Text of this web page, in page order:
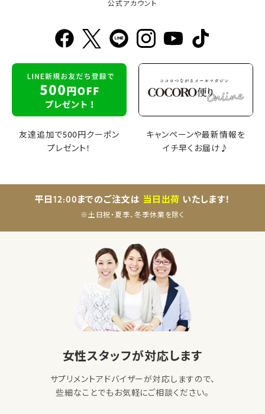
公式アカウント
友達追加で500円クーポン
プレゼント！
キャンペーンや最新情報を
イチ早くお届け♪
平日12:00までのご注文は 当日出荷 いたします！
※土日祝・夏季、冬季休業を除く
女性スタッフが対応します
サプリメントアドバイザーが対応しますので、
些細なことでもお気軽にご相談ください。